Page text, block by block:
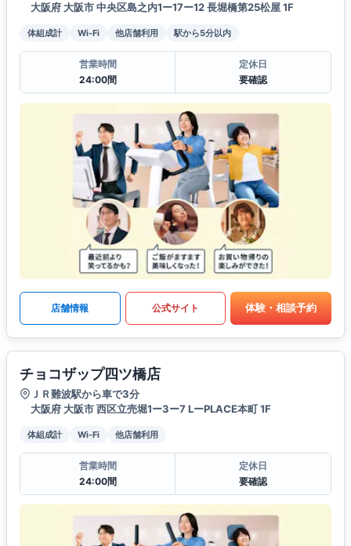
大阪府 大阪市 中央区島之内1ー17ー12 長堀橋第25松屋 1F
体組成計 Wi-Fi 他店舗利用 駅から5分以内
営業時間
24:00間
定休日
要確認
店舗情報 公式サイト 体験・相談予約
チョコザップ四ツ橋店
ＪＲ難波駅から車で3分
大阪府 大阪市 西区立売堀1ー3ー7 LーPLACE本町 1F
体組成計 Wi-Fi 他店舗利用
営業時間
24:00間
定休日
要確認